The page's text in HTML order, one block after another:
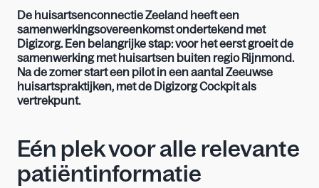
De huisartsenconnectie Zeeland heeft een
samenwerkingsovereenkomst ondertekend met
Digizorg. Een belangrijke stap: voor het eerst groeit de
samenwerking met huisartsen buiten regio Rijnmond.
Na de zomer start een pilot in een aantal Zeeuwse
huisartspraktijken, met de Digizorg Cockpit als
vertrekpunt.
Eén plek voor alle relevante
patiëntinformatie